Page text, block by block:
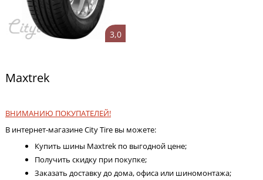
3,0
Maxtrek
ВНИМАНИЮ ПОКУПАТЕЛЕЙ!
В интернет-магазине City Tire вы можете:
Купить шины Maxtrek по выгодной цене;
Получить скидку при покупке;
Заказать доставку до дома, офиса или шиномонтажа;